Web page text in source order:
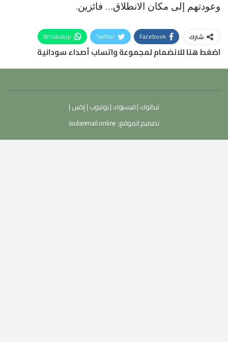
وعودتهم إلى مكان الانطلاق… فائزين.
شارك Facebook
Twitter
WhatsApp
اضغط هنا للانضمام لمجموعة واتساب أصداء سودانية
تيكتوك |فيسبوك |يوتيوب |إكس |
تصميم الموقع: sudanmail.online